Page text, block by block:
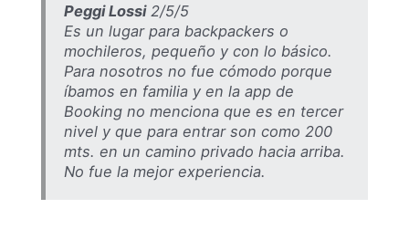
Peggi Lossi2/5/5
Es un lugar para backpackers o
mochileros, pequeño y con lo básico.
Para nosotros no fue cómodo porque
íbamos en familia y en la app de
Booking no menciona que es en tercer
nivel y que para entrar son como 200
mts. en un camino privado hacia arriba.
No fue la mejor experiencia.